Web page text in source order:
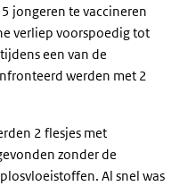
jongeren te vaccineren
verliep voorspoedig tot
een van de
werden met 2
2 flesjes met
zonder de
Al snel was